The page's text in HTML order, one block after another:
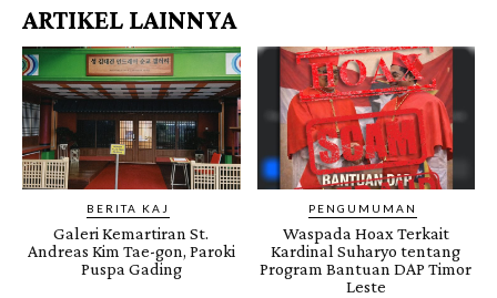
ARTIKEL LAINNYA
BERITA KAJ
Galeri Kemartiran St.
Andreas Kim Tae-gon, Paroki
Puspa Gading
PENGUMUMAN
Waspada Hoax Terkait
Kardinal Suharyo tentang
Program Bantuan DAP Timor
Leste